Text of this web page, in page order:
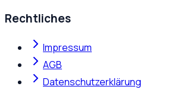
Rechtliches
Impressum
AGB
Datenschutzerklärung